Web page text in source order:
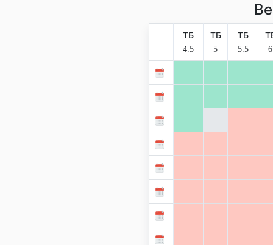
ТБ
4.5
ТБ
5
ТБ
5.5
6